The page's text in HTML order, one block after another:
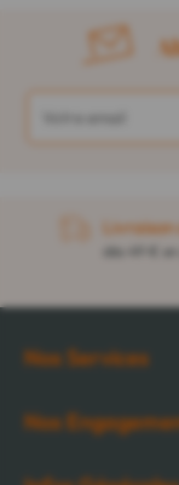
dès 49 €
Nos Services
Nos